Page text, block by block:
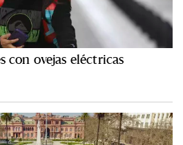
con ovejas eléctricas